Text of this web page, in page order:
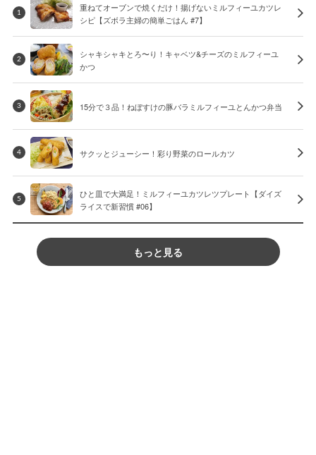
1
重ねてオーブンで焼くだけ！揚げないミルフィーユカツレ
シピ【ズボラ主婦の簡単ごはん #7】
2
シャキシャキとろ〜り！キャベツ&チーズのミルフィーユ
かつ
3 15分で３品！ねぼすけの豚バラミルフィーユとんかつ弁当
4 サクッとジューシー！彩り野菜のロールカツ
5
ひと皿で大満足！ミルフィーユカツレツプレート【ダイズ
ライスで新習慣 #06】
もっと見る